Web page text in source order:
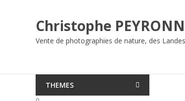
Christophe
Vente de photographies de nature, des
THEMES